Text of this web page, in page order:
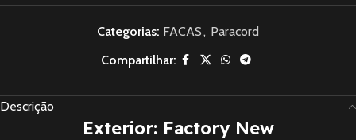
Categorias: FACAS, Paracord
Compartilhar:
Descrição
Exterior: Factory New